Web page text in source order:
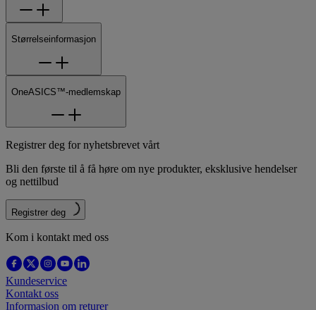
Størrelseinformasjon
OneASICS™-medlemskap
Registrer deg for nyhetsbrevet vårt
Bli den første til å få høre om nye produkter, eksklusive hendelser
og nettilbud
Registrer deg
Kom i kontakt med oss
Kundeservice
Kontakt oss
Informasjon om returer